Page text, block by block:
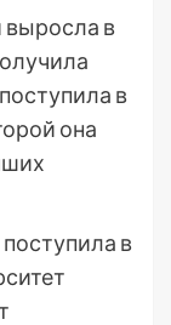
выросла в
в
она
в